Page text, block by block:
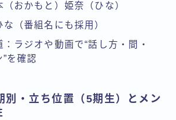
おかもと）姫奈（ひな）
（番組名にも採用）
ラジオや動画で“話し方・間・
を確認
別・立ち位置（5期生）とメン